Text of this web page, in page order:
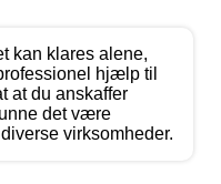
kan klares alene,
hjælp til
at du anskaffer
det være
virksomheder.